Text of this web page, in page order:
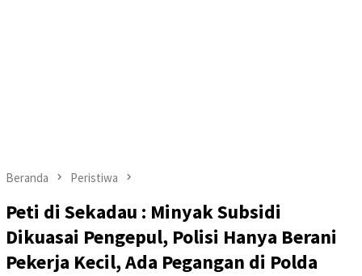
Beranda Peristiwa
Peti di Sekadau : Minyak Subsidi
Dikuasai Pengepul, Polisi Hanya Berani
Pekerja Kecil, Ada Pegangan di Polda